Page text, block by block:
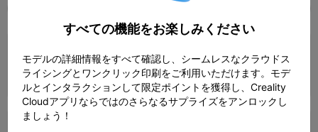
0.2mm layer, 3 walls, 15% infill
 01h 56m  1 プレート  21.39g
すべての機能をお楽しみください
モデルの詳細情報をすべて確認し、シームレスなクラウドス
ライシングとワンクリック印刷をご利用いただけます。モデ
ルとインタラクションして限定ポイントを獲得し、Creality
Cloudアプリならではのさらなるサプライズをアンロックし
ましょう！